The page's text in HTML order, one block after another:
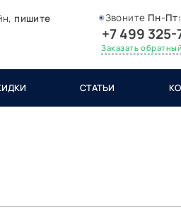
пишите Звоните Пн-Пт:
+7 499 325-
Заказать
СТАТЬИ